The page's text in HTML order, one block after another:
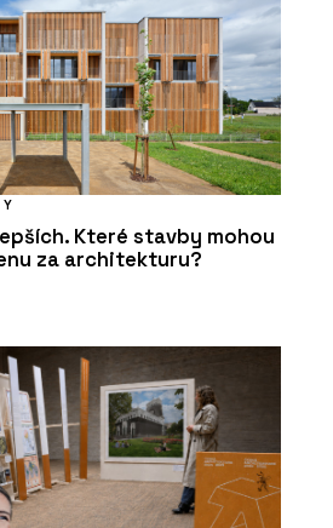
Které stavby mohou
za architekturu?